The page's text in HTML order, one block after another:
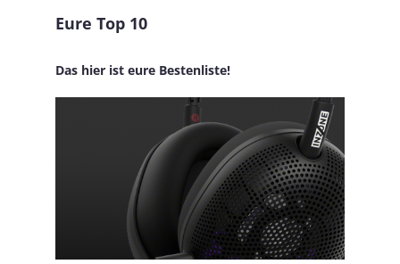
Eure Top 10
Das hier ist eure Bestenliste!